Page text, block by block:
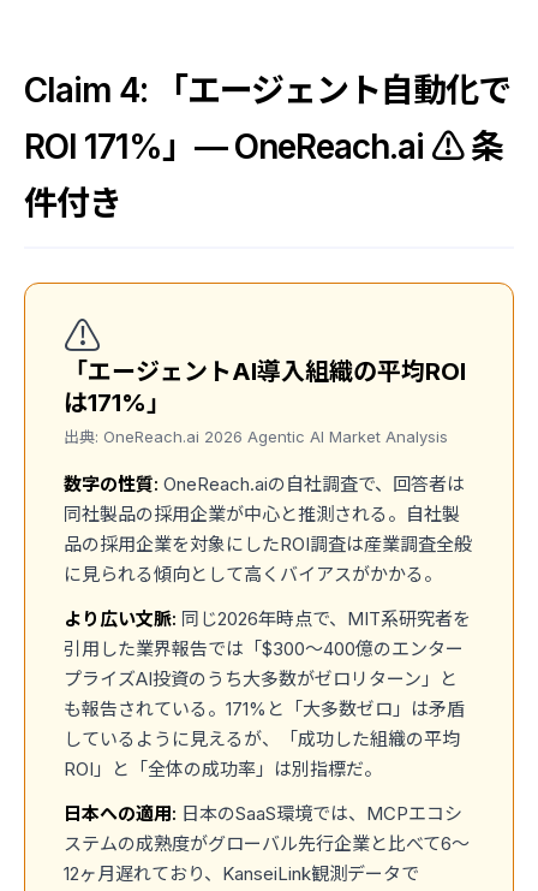
Claim 4: 「エージェント自動化で
ROI 171%」— OneReach.ai ⚠️ 条
件付き
⚠️
「エージェントAI導入組織の平均ROI
は171%」
出典: OneReach.ai 2026 Agentic AI Market Analysis
数字の性質: OneReach.aiの自社調査で、回答者は
同社製品の採用企業が中心と推測される。自社製
品の採用企業を対象にしたROI調査は産業調査全般
に見られる傾向として高くバイアスがかかる。
より広い文脈: 同じ2026年時点で、MIT系研究者を
引用した業界報告では「$300〜400億のエンター
プライズAI投資のうち大多数がゼロリターン」と
も報告されている。171%と「大多数ゼロ」は矛盾
しているように見えるが、「成功した組織の平均
ROI」と「全体の成功率」は別指標だ。
日本への適用: 日本のSaaS環境では、MCPエコシ
ステムの成熟度がグローバル先行企業と比べて6〜
12ヶ月遅れており、KanseiLink観測データで